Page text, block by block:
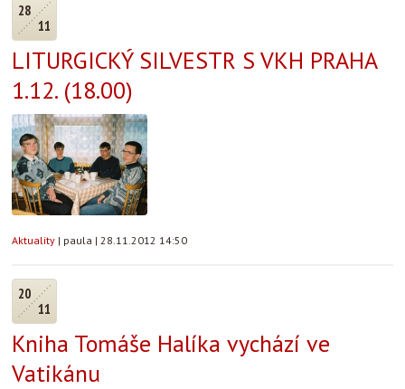
28
11
LITURGICKÝ SILVESTR S VKH PRAHA
1.12. (18.00)
Aktuality | paula | 28.11.2012 14:50
20
11
Kniha Tomáše Halíka vychází ve
Vatikánu